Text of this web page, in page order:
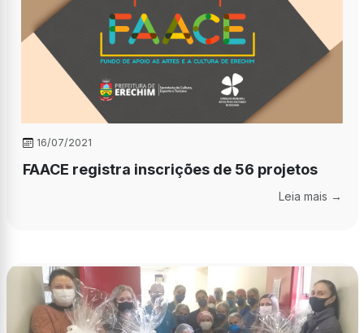
16/07/2021
FAACE registra inscrições de 56 projetos
Leia mais →